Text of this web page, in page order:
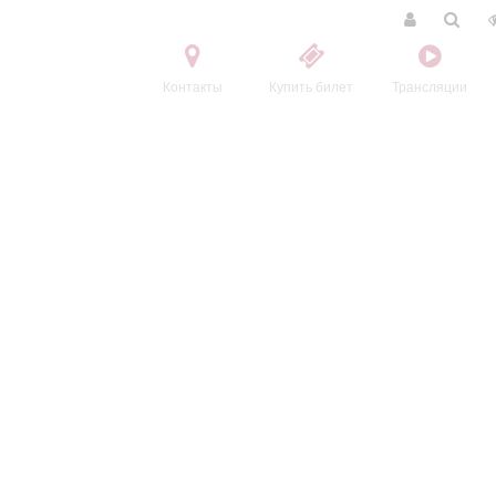
Контакты Купить билет Трансляции